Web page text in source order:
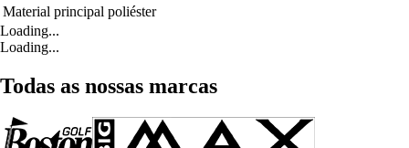
Material principal poliéster
Loading...
Loading...
Todas as nossas marcas